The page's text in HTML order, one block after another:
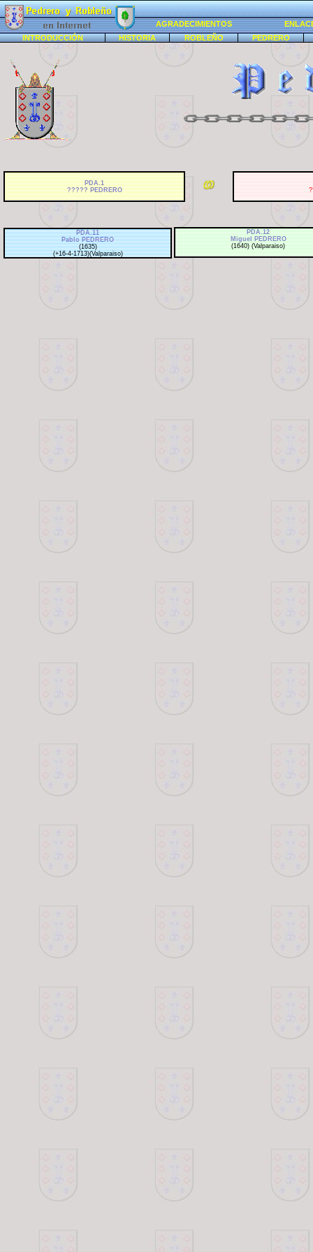
AGRADECIMIENTOS
INTRODUCCIÓN
HISTORIA ROBLEÑO PEDRERO
PDA.1
????? PEDRERO
PDA.11
Pablo PEDRERO
(1635)
(+16-4-1713)(Valparaiso)
PDA.12
Miguel PEDRERO
(1640) (Valparaiso)